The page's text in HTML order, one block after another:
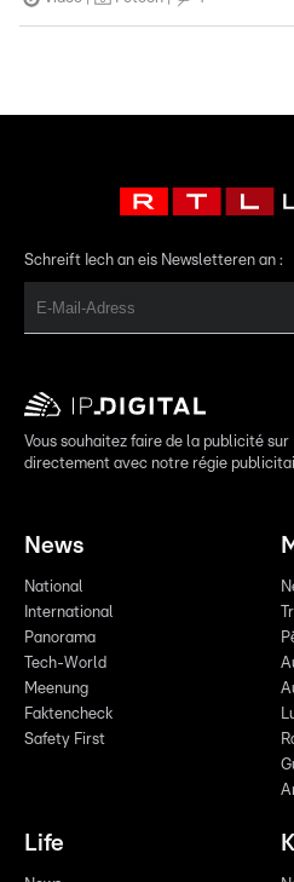
Schreift Iech an eis Newsletteren an :
Vous souhaitez faire de la publicité
directement avec notre régie
News
National
International
Panorama
Tech-World
Meenung
Faktencheck
Safety First
Life